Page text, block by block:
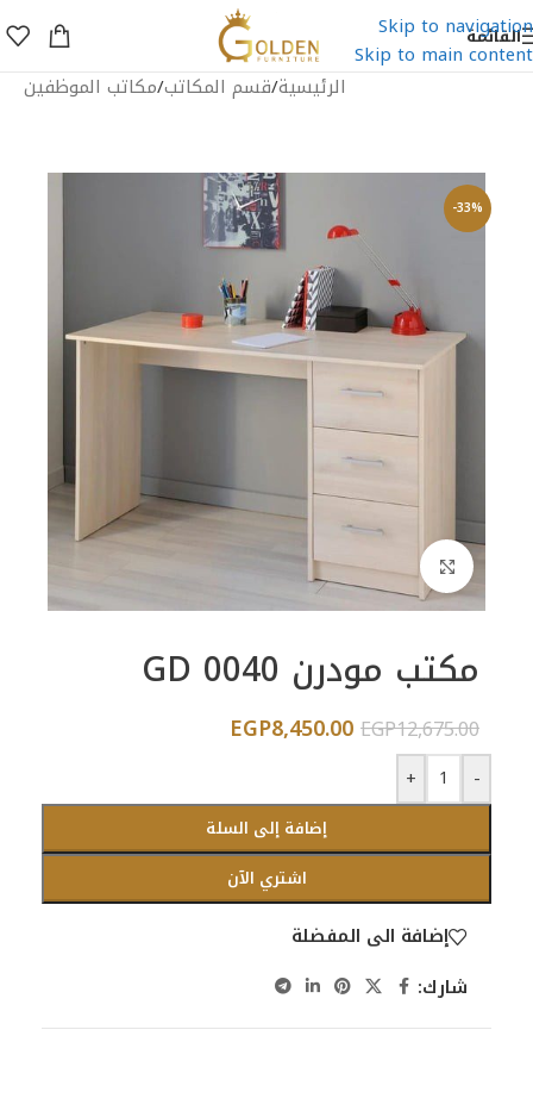
Skip to navigation
Skip to main content
القائمة
الرئيسية/قسم المكاتب/مكاتب الموظفين
-33%
اضغط للتكبير
مكتب مودرن GD 0040
EGP12,675.00
EGP8,450.00
-
+
إضافة إلى السلة
اشتري الآن
إضافة الى المفضلة
شارك: